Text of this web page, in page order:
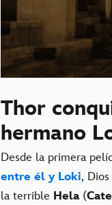
Thor
hermano
Desde la primera
entre él y Loki,
la terrible Hela(